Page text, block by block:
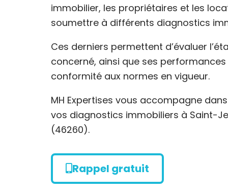
immobilier, les propriétaires et les
soumettre à différents diagnostics
Ces derniers permettent d’évaluer
concerné, ainsi que ses
conformité aux normes en vigueur.
MH Expertises vous accompagne
vos diagnostics immobiliers à Saint-
(46260).
Rappel gratuit